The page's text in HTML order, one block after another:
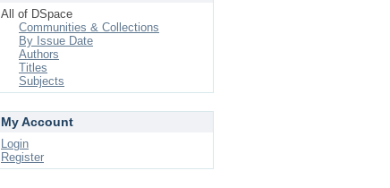
All of DSpace
Communities & Collections
By Issue Date
Authors
Titles
Subjects
My Account
Login
Register